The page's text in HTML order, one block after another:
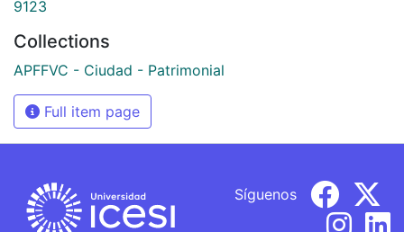
9123
Collections
APFFVC - Ciudad - Patrimonial
Full item page
Síguenos